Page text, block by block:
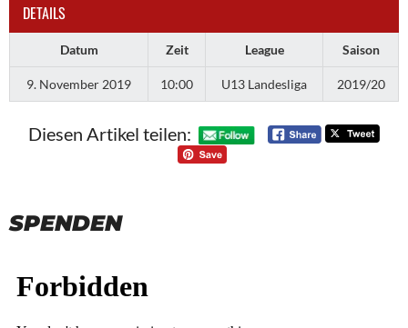
DETAILS
Datum Zeit League Saison
9. November 2019 10:00 U13 Landesliga 2019/20
Diesen Artikel teilen:
SPENDEN